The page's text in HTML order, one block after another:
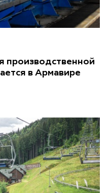
производственной
в Армавире